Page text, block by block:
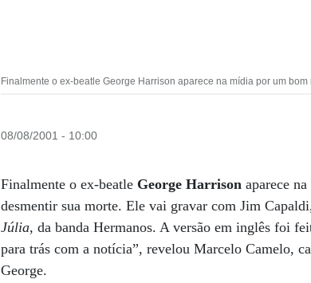
Finalmente o ex-beatle George Harrison aparece na mídia por um
08/08/2001 - 10:00
Finalmente o ex-beatle George Harrison aparece
desmentir sua morte. Ele vai gravar com Jim
Júlia, da banda Hermanos. A versão em inglês foi
para trás com a notícia”, revelou Marcelo Camelo,
George.